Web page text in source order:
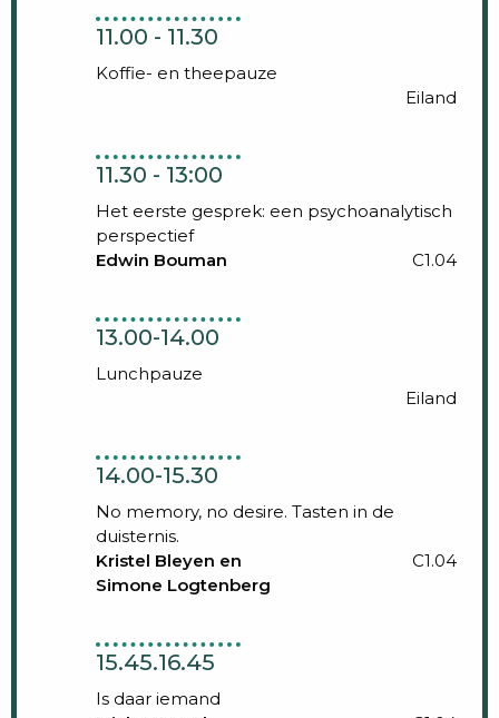
11.00 - 11.30
Koffie- en theepauze
Eiland
11.30 - 13:00
Het eerste gesprek: een psychoanalytisch
perspectief
Edwin Bouman
C1.04
13.00-14.00
Lunchpauze
Eiland
14.00-15.30
No memory, no desire. Tasten in de
duisternis.
Kristel Bleyen en
Simone Logtenberg
C1.04
15.45.16.45
Is daar iemand